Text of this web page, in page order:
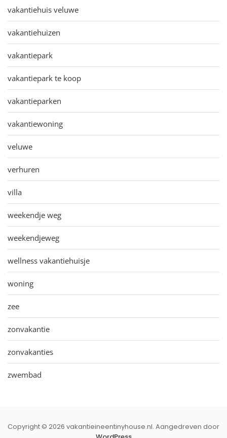
vakantiehuis veluwe
vakantiehuizen
vakantiepark
vakantiepark te koop
vakantieparken
vakantiewoning
veluwe
verhuren
villa
weekendje weg
weekendjeweg
wellness vakantiehuisje
woning
zee
zonvakantie
zonvakanties
zwembad
Copyright © 2026 vakantieineentinyhouse.nl. Aangedreven door